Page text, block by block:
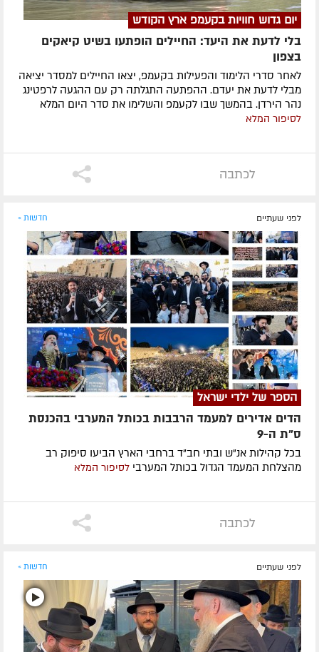
יום גדוש חוויות בקעמפ ארץ הקודש
בלי לדעת את היעד: החיילים הופתעו בשיט קיאקים
בצפון
לאחר סדרי הלימוד והפעילות בקעמפ, יצאו החיילים למסדר יציאה
מבלי לדעת את יעדם. ההפתעה התגלתה רק עם ההגעה לרפטינג
נהר הירדן. בהמשך שבו לקעמפ והשלימו את סדר היום המלא
לסיפור המלא
לכתבה
לפני שעתיים חדשות »
הספר של ילדי ישראל
הדים אדירים למעמד הרבבות בכותל המערבי בהכנסת
ס"ת ה-9
בכל קהילות אנ"ש ובתי חב"ד ברחבי הארץ הביעו סיפוק רב
מהצלחת המעמד הגדול בכותל המערבי לסיפור המלא
לכתבה
לפני שעתיים חדשות »